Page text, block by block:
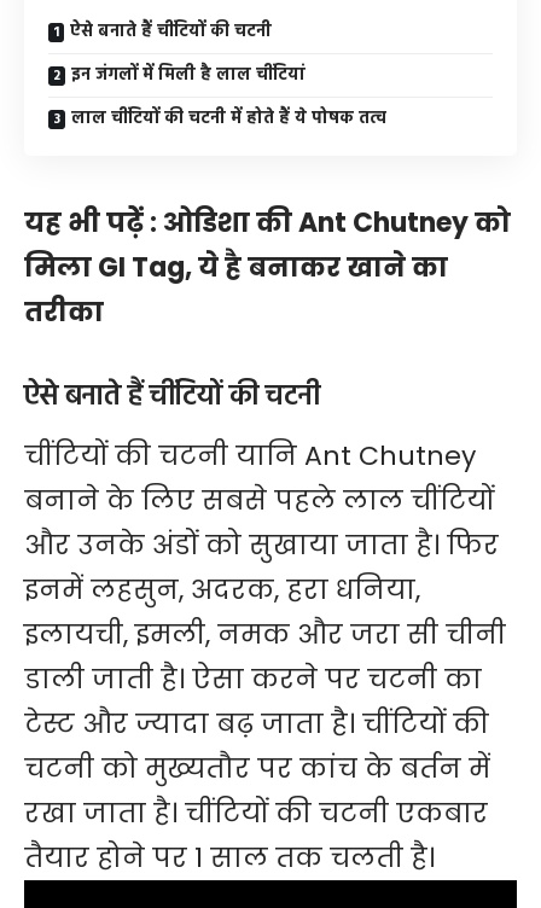
ऐसे बनाते हैं चींटियों की चटनी
इन जंगलों में मिली है लाल चींटियां
लाल चींटियों की चटनी में होते हैं ये पोषक तत्व
यह भी पढ़ेें : ओडिशा की Ant Chutney को
मिला GI Tag, ये है बनाकर खाने का
तरीका
ऐसे बनाते हैं चींटियों की चटनी
चींटियों की चटनी यानि Ant Chutney
बनाने के लिए सबसे पहले लाल चींटियों
और उनके अंडों को सुखाया जाता है। फिर
इनमें लहसुन, अदरक, हरा धनिया,
इलायची, इमली, नमक और जरा सी चीनी
डाली जाती है। ऐसा करने पर चटनी का
टेस्ट और ज्यादा बढ़ जाता है। चींटियों की
चटनी को मुख्यतौर पर कांच के बर्तन में
रखा जाता है। चींटियों की चटनी एकबार
तैयार होने पर 1 साल तक चलती है।